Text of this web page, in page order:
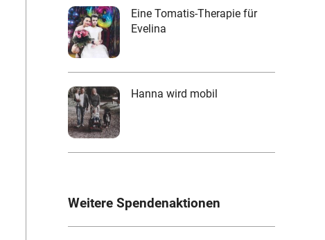
Eine Tomatis-Therapie für
Evelina
Hanna wird mobil
Weitere Spendenaktionen